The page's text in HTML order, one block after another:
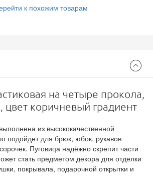
к похожим товарам
на четыре прокола,
цвет коричневый градиент
из высококачественной
подойдет для брюк, юбок, рукавов
Пуговица надёжно скрепит части
стать предметом декора для отделки
покрывала, подарочной открытки и